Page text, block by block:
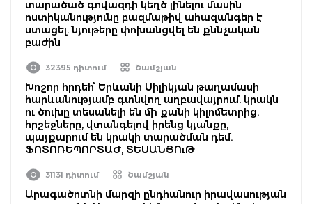
տարածած գովազդի կեղծ լինելու մասին
ոստիկանությունը բազմաթիվ ահազանգեր է
ստացել. նյութերը փոխանցվել են քննչական
բաժին
32395 դիտում Շամշյան
Խոշոր հրդեհ՝ Երևանի Սիլիկյան թաղամասի
հարևանությամբ գտնվող աղբավայրում. կրակն
ու ծուխը տեսանելի են մի քանի կիլոմետրից.
հրշեջները, վտանգելով իրենց կյանքը,
պայքարում են կրակի տարածման դեմ.
ՖՈՏՈՌԵՊՈՐՏԱԺ, ՏԵՍԱՆՅՈւԹ
31131 դիտում Շամշյան
Արագածոտնի մարզի ընդհանուր իրավասության